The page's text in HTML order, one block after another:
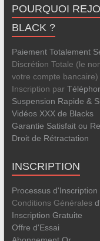
POURQUOI
BLACK ?
Paiement Totalement
Discrétion Totale (le
votre compte bancaire)
Inscription par
Suspension Rapide &
Vidéos XXX de Blacks
Garantie Satisfait ou
Droit de Rétractation
INSCRIPTION
Processus d'Inscription
Conditions Générales
Inscription Gratuite
Offre d'Essai